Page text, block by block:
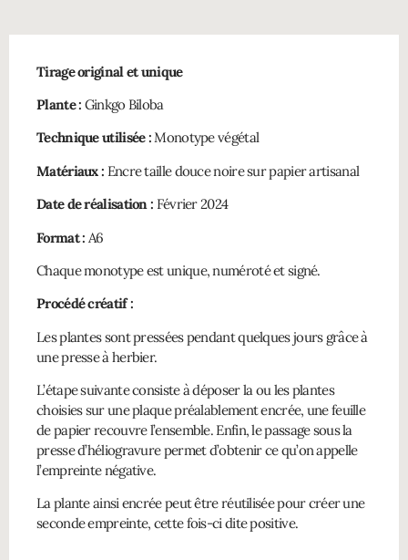
Tirage original et unique
Plante : Ginkgo Biloba
Technique utilisée :Monotype végétal
Matériaux : Encre taille douce noire sur papier artisanal
Date de réalisation : Février 2024
Format : A6
Chaque monotype est unique, numéroté et signé.
Procédé créatif :
Les plantes sont pressées pendant quelques jours grâce à
une presse à herbier.
L’étape suivante consiste à déposer la ou les plantes
choisies sur une plaque préalablement encrée, une feuille
de papier recouvre l’ensemble. Enfin, le passage sous la
presse d’héliogravure permet d’obtenir ce qu’on appelle
l’empreinte négative.
La plante ainsi encrée peut être réutilisée pour créer une
seconde empreinte, cette fois-ci dite positive.